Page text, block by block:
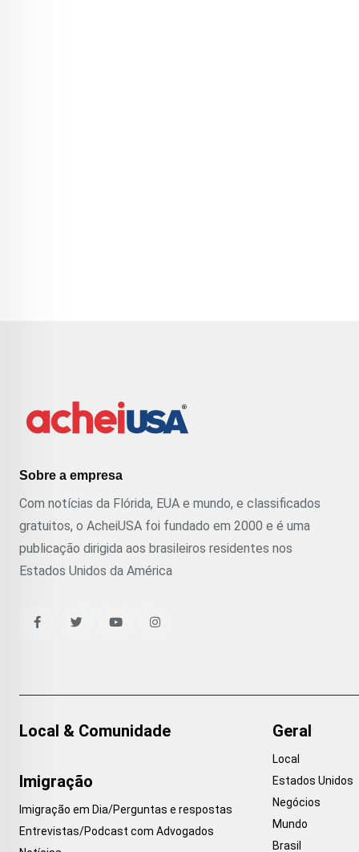
Sobre a empresa
Com notícias da Flórida, EUA e mundo, e classificados
gratuitos, o AcheiUSA foi fundado em 2000 e é uma
publicação dirigida aos brasileiros residentes nos
Estados Unidos da América
Local & Comunidade
Imigração
Imigração em Dia/Perguntas e respostas
Entrevistas/Podcast com Advogados
Geral
Local
Estados Unidos
Negócios
Mundo
Brasil